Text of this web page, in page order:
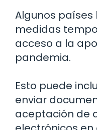
Algunos
medidas
acceso a la
pandemia.
Esto puede
enviar
aceptación de